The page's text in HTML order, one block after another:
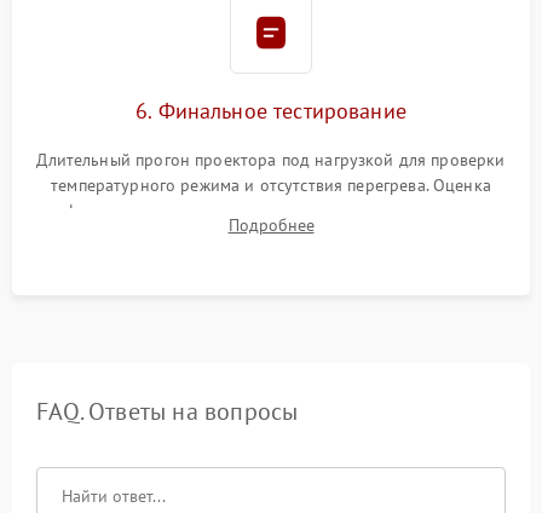
6. Финальное тестирование
Длительный прогон проектора под нагрузкой для проверки
температурного режима и отсутствия перегрева. Оценка
фокуса, контрастности и цветопередачи на тестовых
таблицах. Проверка работы всех видеовходов и кнопок
Подробнее
FAQ. Ответы на вопросы